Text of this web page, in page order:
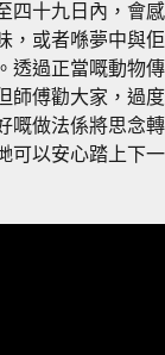
四十九日內，會感
，或者喺夢中與佢
透過正當嘅動物傳
師傅勸大家，過度
嘅做法係將思念轉
可以安心踏上下一